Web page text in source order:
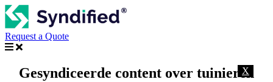
Request a Quote
X
Gesyndiceerde content over tuinieren